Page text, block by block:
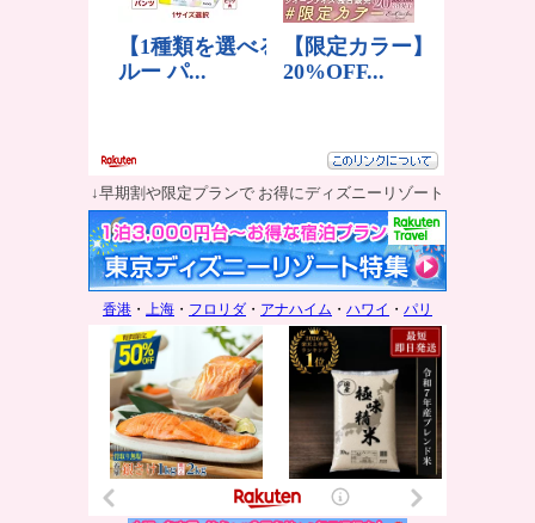
↓早期割や限定プランで お得にディズニーリゾート
香港 ・ 上海 ・ フロリダ ・ アナハイム ・ ハワイ ・ パリ